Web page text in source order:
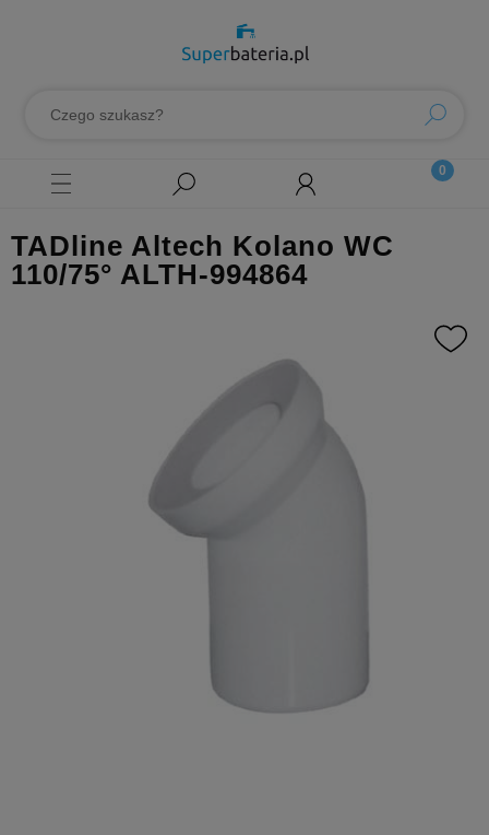
TADline Altech Kolano WC
110/75° ALTH-994864